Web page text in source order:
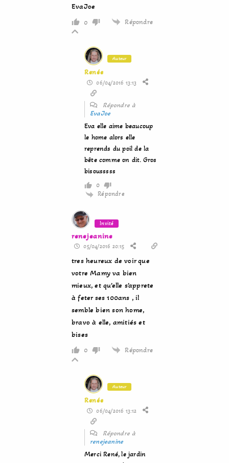
EvaJoe
0 Répondre
Auteur
Renée
06/04/2016 13:13
Répondre à
EvaJoe
Eva elle aime beaucoup
le home alors elle
reprends du poil de la
bête comme on dit. Gros
bisousssss
0
Répondre
Invité
renejeanine
05/04/2016 20:15
tres heureux de voir que
votre Mamy va bien
mieux, et qu’elle s’apprete
à feter ses 100ans , il
semble bien son home,
bravo à elle, amitiés et
bises
0 Répondre
Auteur
Renée
06/04/2016 13:12
Répondre à
renejeanine
Merci René, le jardin